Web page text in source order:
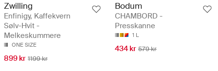
Zwilling
Enfinigy, Kaffekvern
Sølv-Hvit -
Melkeskummere
ONE SIZE
899 kr 1199 kr
Bodum
CHAMBORD -
Presskanne
1 L
434 kr 579 kr